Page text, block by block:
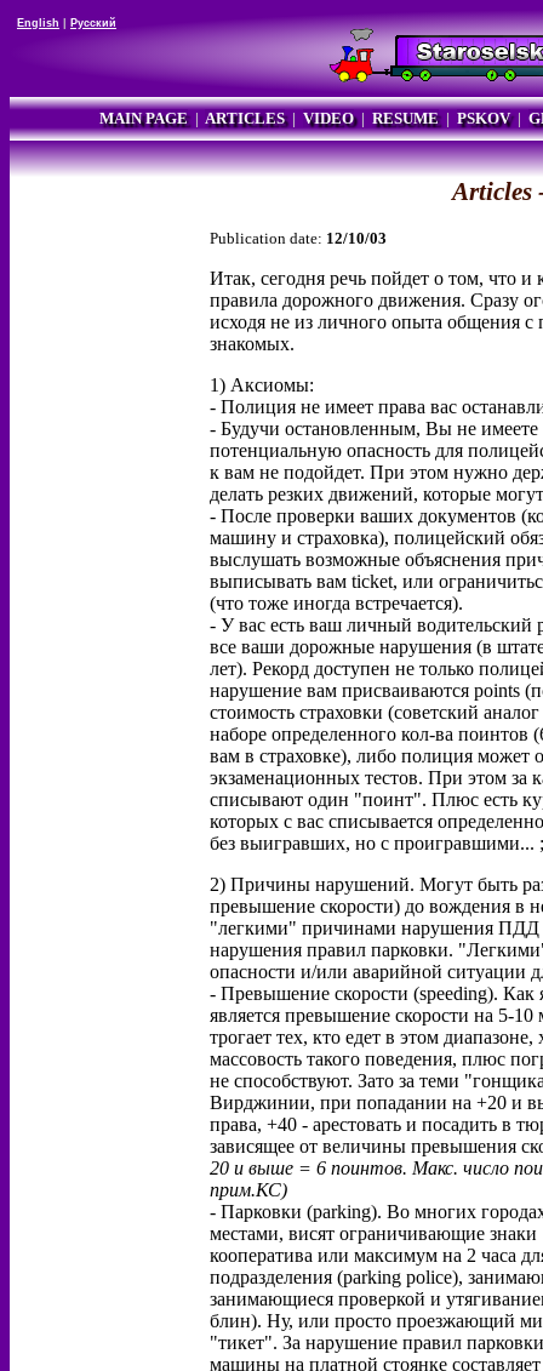
English Русский
MAIN PAGE| ARTICLES| VIDEO| RESUME| PSKOV|
Publication date: 12/10/03
Итак, сегодня речь пойдет о том, что и
правила дорожного движения. Сразу
исходя не из личного опыта общения
знакомых.
1) Аксиомы:
- Полиция не имеет права вас
- Будучи остановленным, Вы не
потенциальную опасность для
к вам не подойдет. При этом нужно
делать резких движений, которые
- После проверки ваших документов
машину и страховка), полицейский
выслушать возможные объяснения
выписывать вам ticket, или
(что тоже иногда встречается).
- У вас есть ваш личный водительский
все ваши дорожные нарушения (в
лет). Рекорд доступен не только
нарушение вам присваиваются points
стоимость страховки (советский
наборе определенного кол-ва поинтов
вам в страховке), либо полиция может
экзаменационных тестов. При этом за
списывают один "поинт". Плюс есть
которых с вас списывается
без выигравших, но с проигравшими...
2) Причины нарушений. Могут быть
превышение скорости) до вождения в
"легкими" причинами нарушения ПДД
нарушения правил парковки.
опасности и/или аварийной ситуации
- Превышение скорости (speeding). Как
является превышение скорости на 5-
трогает тех, кто едет в этом
массовость такого поведения, плюс
не способствуют. Зато за теми
Вирджинии, при попадании на +20 и
права, +40 - арестовать и посадить в
зависящее от величины превышения
20 и выше = 6 поинтов. Макс. число
прим.КС)
- Парковки (parking). Во многих
местами, висят ограничивающие знаки
кооператива или максимум на 2 часа
подразделения (parking police),
занимающиеся проверкой и
блин). Ну, или просто проезжающий
"тикет". За нарушение правил
машины на платной стоянке